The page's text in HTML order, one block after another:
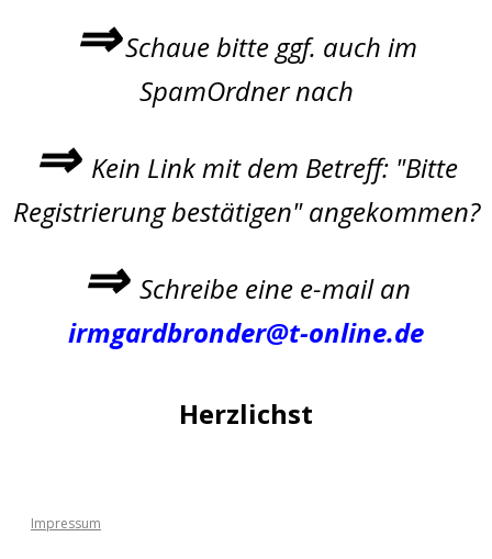
⇒Schaue bitte ggf. auch im
SpamOrdner nach
⇒ Kein Link mit dem Betreff: "Bitte
Registrierung bestätigen" angekommen?
⇒ Schreibe eine e-mail an
irmgardbronder@t-online.de
Herzlichst
Impressum